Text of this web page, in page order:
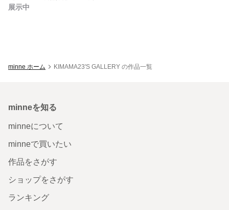
展示中
minne ホーム KIMAMA23'S GALLERY の作品一覧
minneを知る
minneについて
minneで買いたい
作品をさがす
ショップをさがす
ランキング